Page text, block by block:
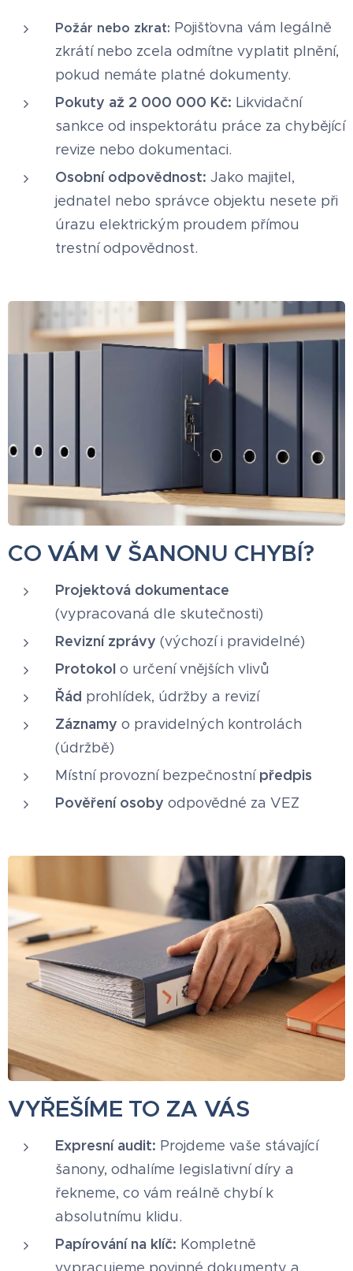
Požár nebo zkrat: Pojišťovna vám legálně
zkrátí nebo zcela odmítne vyplatit plnění,
pokud nemáte platné dokumenty.
Pokuty až 2 000 000 Kč: Likvidační
sankce od inspektorátu práce za chybějící
revize nebo dokumentaci.
Osobní odpovědnost: Jako majitel,
jednatel nebo správce objektu nesete při
úrazu elektrickým proudem přímou
trestní odpovědnost.
CO VÁM V ŠANONU CHYBÍ?
Projektová dokumentace
(vypracovaná dle skutečnosti)
Revizní zprávy (výchozí i pravidelné)
Protokol o určení vnějších vlivů
Řád prohlídek, údržby a revizí
Záznamy o pravidelných kontrolách
(údržbě)
Místní provozní bezpečnostnípředpis
Pověření osoby odpovědné za VEZ
VYŘEŠÍME TO ZA VÁS
Expresní audit: Projdeme vaše stávající
šanony, odhalíme legislativní díry a
řekneme, co vám reálně chybí k
absolutnímu klidu.
Papírování na klíč: Kompletně
vypracujeme povinné dokumenty a